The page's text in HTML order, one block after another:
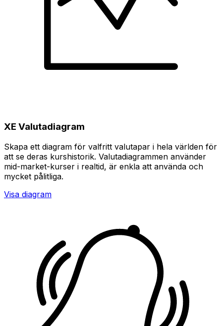
XE Valutadiagram
Skapa ett diagram för valfritt valutapar i hela världen för
att se deras kurshistorik. Valutadiagrammen använder
mid-market-kurser i realtid, är enkla att använda och
mycket pålitliga.
Visa diagram